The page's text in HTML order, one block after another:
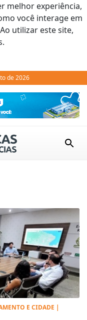
melhor experiência,
você interage em
utilizar este site,
de 2026
Next
E CIDADE |